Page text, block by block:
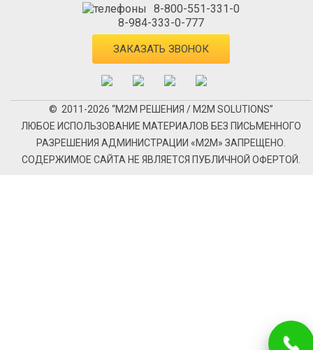
8-800-551-331-0
8-984-333-0-777
ЗАКАЗАТЬ ЗВОНОК
© 2011-2026 “М2М РЕШЕНИЯ / M2M SOLUTIONS”
ЛЮБОЕ ИСПОЛЬЗОВАНИЕ МАТЕРИАЛОВ БЕЗ ПИСЬМЕННОГО
РАЗРЕШЕНИЯ АДМИНИСТРАЦИИ «М2М» ЗАПРЕЩЕНО.
СОДЕРЖИМОЕ САЙТА НЕ ЯВЛЯЕТСЯ ПУБЛИЧНОЙ ОФЕРТОЙ.